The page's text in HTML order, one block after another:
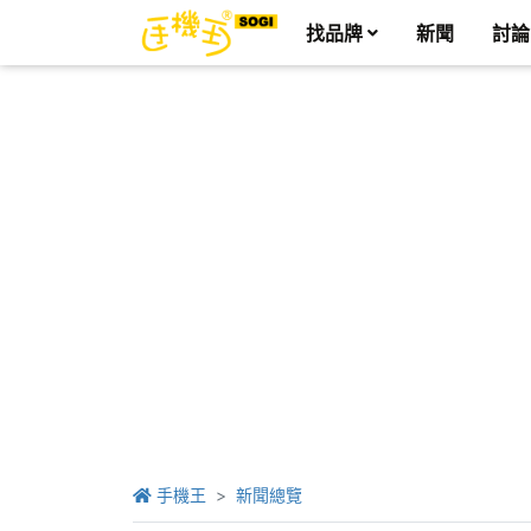
找品牌 新聞 討論
手機王 新聞總覽